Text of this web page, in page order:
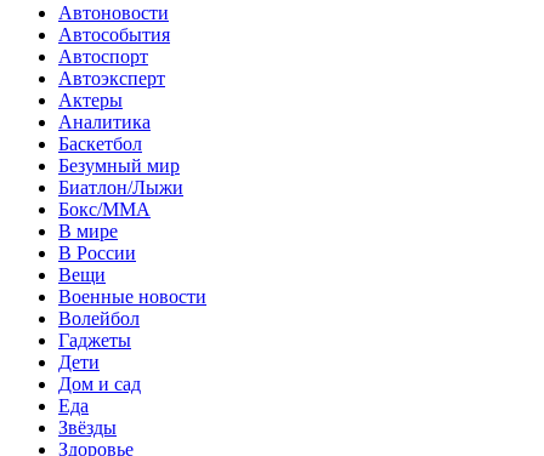
Автоновости
Автособытия
Автоспорт
Автоэксперт
Актеры
Аналитика
Баскетбол
Безумный мир
Биатлон/Лыжи
Бокс/MMA
В мире
В России
Вещи
Военные новости
Волейбол
Гаджеты
Дети
Дом и сад
Еда
Звёзды
Здоровье